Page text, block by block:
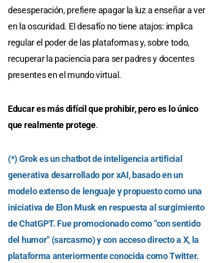
desesperación, prefiere apagar la luz a enseñar a ver
en la oscuridad. El desafío no tiene atajos: implica
regular el poder de las plataformas y, sobre todo,
recuperar la paciencia para ser padres y docentes
presentes en el mundo virtual.
Educar es más difícil que prohibir, pero es lo único
que realmente protege.
(*) Grok es un chatbot de inteligencia artificial
generativa desarrollado por xAI, basado en un
modelo extenso de lenguaje y propuesto como una
iniciativa de Elon Musk en respuesta al surgimiento
de ChatGPT.​ Fue promocionado como "con sentido
del humor" (sarcasmo) y con acceso directo a X, la
plataforma anteriormente conocida como Twitter.